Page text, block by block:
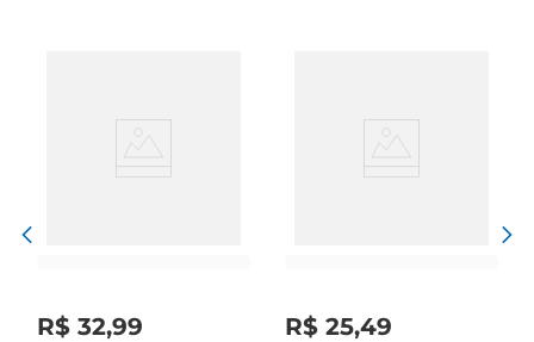
R$ 32,99 R$ 25,49